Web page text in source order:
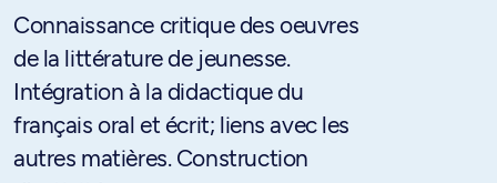
Connaissance critique des oeuvres
de la littérature de jeunesse.
Intégration à la didactique du
français oral et écrit; liens avec les
autres matières. Construction